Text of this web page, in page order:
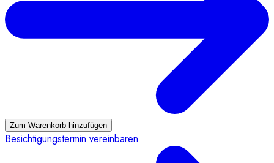
Zum Warenkorb hinzufügen
Besichtigungstermin vereinbaren